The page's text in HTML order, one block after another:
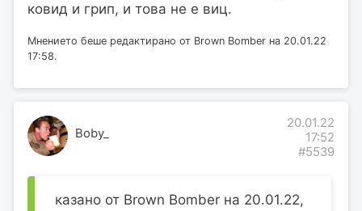
ковид и грип, и това не е виц.
Мнението беше редактирано от Brown Bomber на 20.01.22
17:58.
Boby_
20.01.22
17:52
#5539
казано от Brown Bomber на 20.01.22,